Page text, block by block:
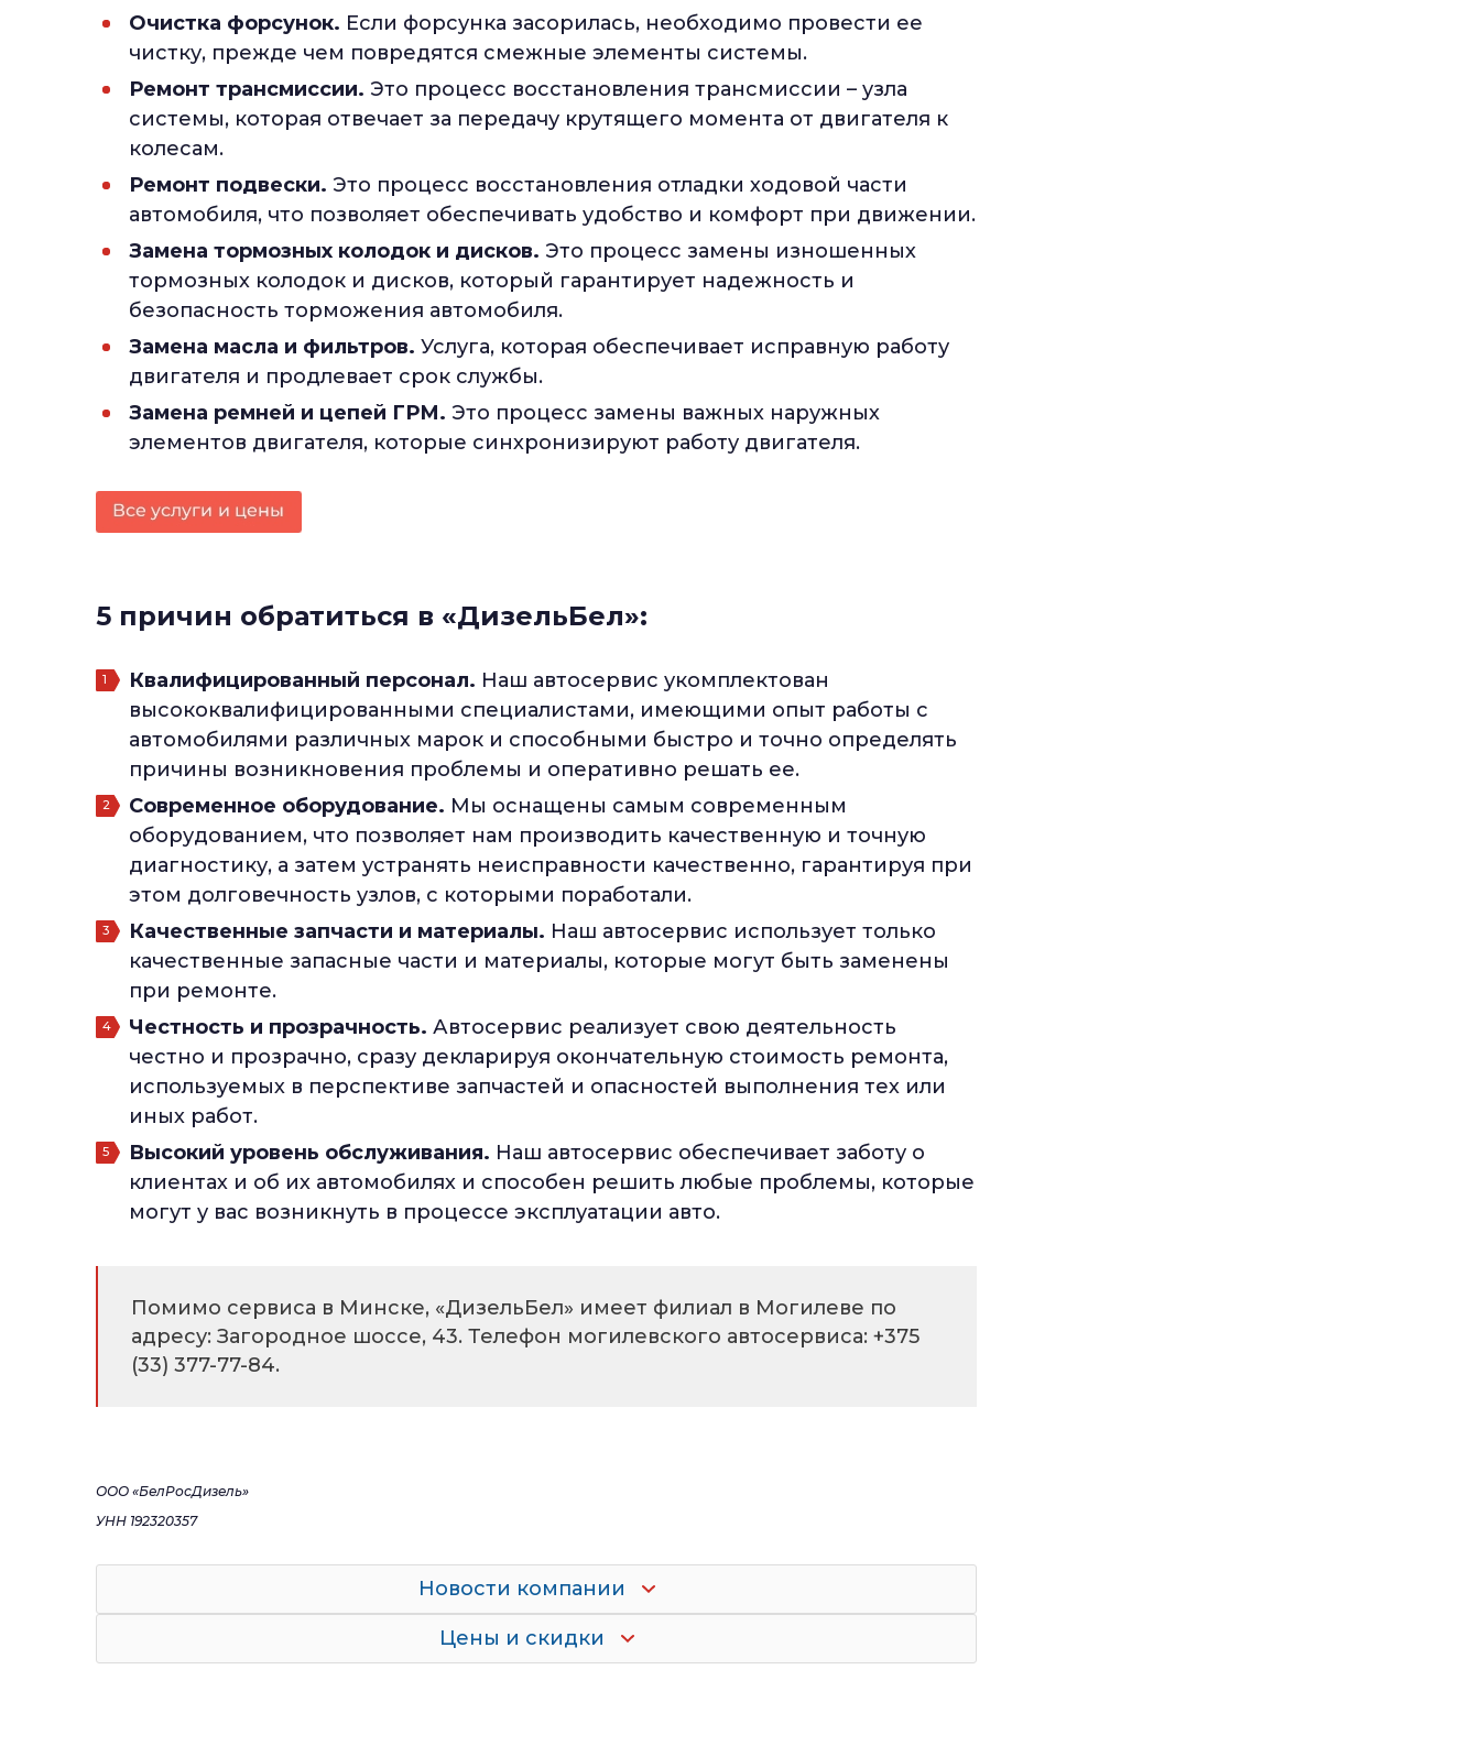
Очистка форсунок. Если форсунка засорилась, необходимо провести ее
чистку, прежде чем повредятся смежные элементы системы.
Ремонт трансмиссии. Это процесс восстановления трансмиссии – узла
системы, которая отвечает за передачу крутящего момента от двигателя к
колесам.
Ремонт подвески. Это процесс восстановления отладки ходовой части
автомобиля, что позволяет обеспечивать удобство и комфорт при движении.
Замена тормозных колодок и дисков. Это процесс замены изношенных
тормозных колодок и дисков, который гарантирует надежность и
безопасность торможения автомобиля.
Замена масла и фильтров. Услуга, которая обеспечивает исправную работу
двигателя и продлевает срок службы.
Замена ремней и цепей ГРМ. Это процесс замены важных наружных
элементов двигателя, которые синхронизируют работу двигателя.
5 причин обратиться в «ДизельБел»:
Квалифицированный персонал. Наш автосервис укомплектован
высококвалифицированными специалистами, имеющими опыт работы с
автомобилями различных марок и способными быстро и точно определять
причины возникновения проблемы и оперативно решать ее.
Современное оборудование. Мы оснащены самым современным
оборудованием, что позволяет нам производить качественную и точную
диагностику, а затем устранять неисправности качественно, гарантируя при
этом долговечность узлов, с которыми поработали.
Качественные запчасти и материалы. Наш автосервис использует только
качественные запасные части и материалы, которые могут быть заменены
при ремонте.
Честность и прозрачность. Автосервис реализует свою деятельность
честно и прозрачно, сразу декларируя окончательную стоимость ремонта,
используемых в перспективе запчастей и опасностей выполнения тех или
иных работ.
Высокий уровень обслуживания. Наш автосервис обеспечивает заботу о
клиентах и об их автомобилях и способен решить любые проблемы, которые
могут у вас возникнуть в процессе эксплуатации авто.
Помимо сервиса в Минске, «ДизельБел» имеет филиал в Могилеве по
адресу: Загородное шоссе, 43. Телефон могилевского автосервиса: +375
(33) 377-77-84.
ООО «БелРосДизель»
УНН 192320357
Новости компании
Цены и скидки